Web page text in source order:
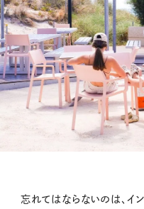
忘れてはならないのは、イ